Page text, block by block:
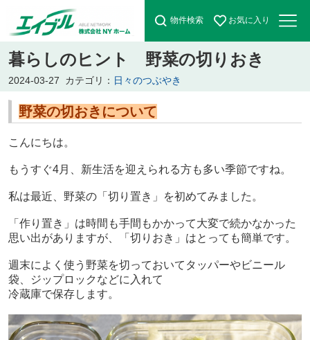
物件検索 お気に入り
暮らしのヒント 野菜の切りおき
2024-03-27 カテゴリ： 日々のつぶやき
野菜の切おきについて
こんにちは。
もうすぐ4月、新生活を迎えられる方も多い季節ですね。
私は最近、野菜の「切り置き」を初めてみました。
「作り置き」は時間も手間もかかって大変で続かなかった
思い出がありますが、「切りおき」はとっても簡単です。
週末によく使う野菜を切っておいてタッパーやビニール
袋、ジップロックなどに入れて
冷蔵庫で保存します。